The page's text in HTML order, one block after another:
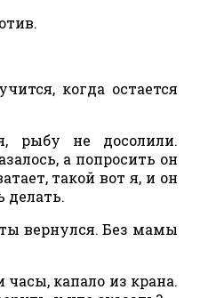
когда остается
рыбу не досолили.
а попросить он
такой вот я, и он
делать.
вернулся. Без мамы
часы, капало из крана.